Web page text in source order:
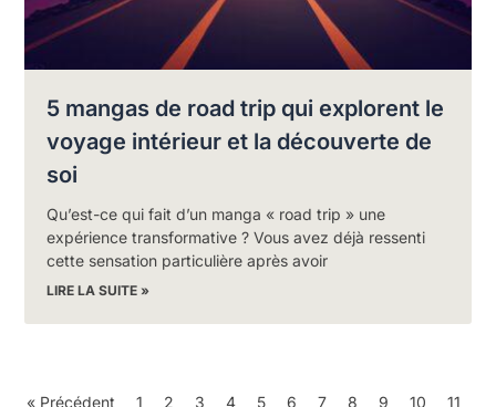
5 mangas de road trip qui explorent le
voyage intérieur et la découverte de
soi
Qu’est-ce qui fait d’un manga « road trip » une
expérience transformative ? Vous avez déjà ressenti
cette sensation particulière après avoir
LIRE LA SUITE »
« Précédent 1 2 3 4 5 6 7 8 9 10
11